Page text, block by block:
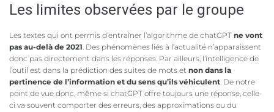
Les limites observées par le groupe
Les textes qui ont permis d’entraîner l’algorithme de chatGPT ne vont
pas au-delà de 2021 . Des phénomènes liés à l’actualité n’apparaissent
donc pas directement dans les réponses. Par ailleurs, l’intelligence de
l’outil est dans la prédiction des suites de mots et non dans la
pertinence de l’information et du sens qu’ils véhiculent . De notre
point de vue donc, même si chatGPT offre toujours une réponse, celle-
ci va souvent comporter des erreurs, des approximations ou du